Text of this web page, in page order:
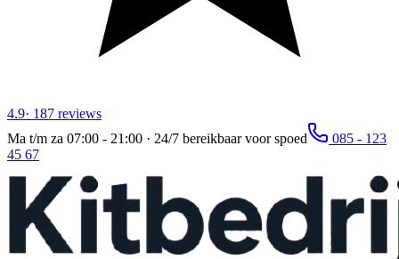
4.9· 187 reviews
Ma t/m za 07:00 - 21:00 · 24/7 bereikbaar voor spoed
085 - 123
45 67